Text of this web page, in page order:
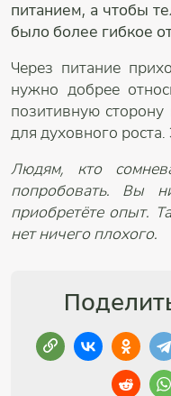
питанием, а чтобы
было более гибкое
Через питание
нужно добрее
позитивную
для духовного
Людям, кто
попробовать. Вы
приобретёте опыт.
нет ничего плохого.